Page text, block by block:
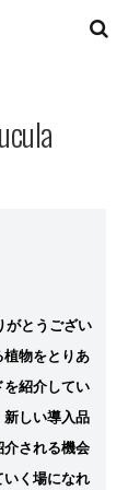
がとうござい
植物をとりあ
紹介してい
しい導入品
される機会
く場になれ